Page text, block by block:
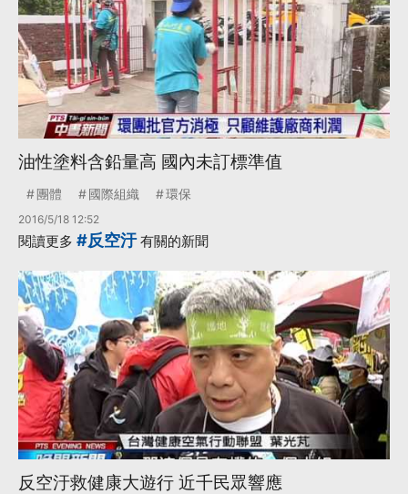
油性塗料含鉛量高 國內未訂標準值
團體 國際組織 環保
2016/5/18 12:52
閱讀更多 #反空汙有關的新聞
反空汙救健康大遊行 近千民眾響應